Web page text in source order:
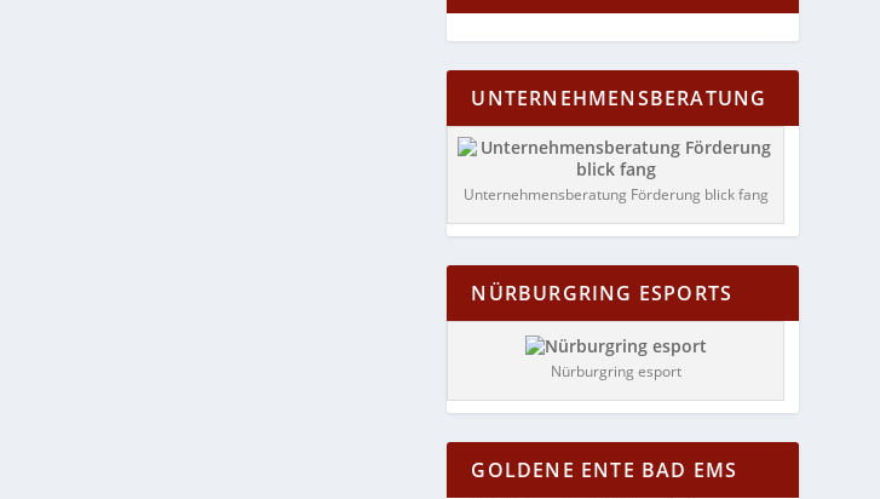
UNTERNEHMENSBERATUNG
Unternehmensberatung Förderung blick fang
NÜRBURGRING ESPORTS
Nürburgring esport
GOLDENE ENTE BAD EMS